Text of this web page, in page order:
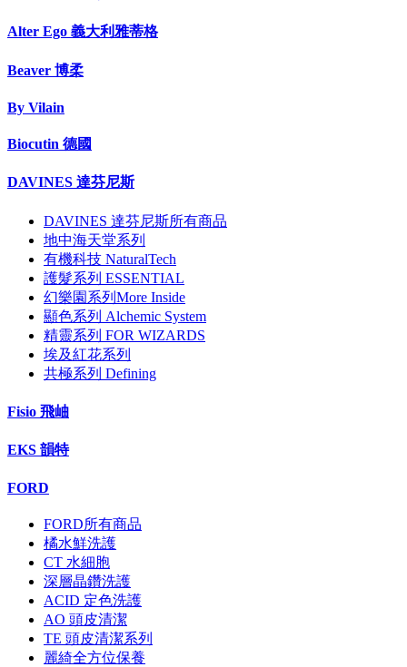
Alter Ego 義大利雅蒂格
Beaver 博柔
By Vilain
Biocutin 德國
DAVINES 達芬尼斯
DAVINES 達芬尼斯所有商品
地中海天堂系列
有機科技 NaturalTech
護髮系列 ESSENTIAL
幻樂園系列More Inside
顯色系列 Alchemic System
精靈系列 FOR WIZARDS
埃及紅花系列
共極系列 Defining
Fisio 飛岫
EKS 韻特
FORD
FORD所有商品
橘水鮮洗護
CT 水細胞
深層晶鑽洗護
ACID 定色洗護
AO 頭皮清潔
TE 頭皮清潔系列
麗綺全方位保養